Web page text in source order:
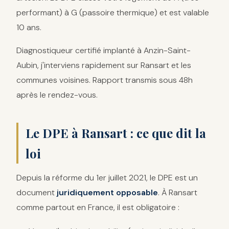
performant) à G (passoire thermique) et est valable
10 ans.
Diagnostiqueur certifié implanté à Anzin-Saint-
Aubin, j'interviens rapidement sur Ransart et les
communes voisines. Rapport transmis sous 48h
après le rendez-vous.
Le DPE à Ransart : ce que dit la
loi
Depuis la réforme du 1er juillet 2021, le DPE est un
document juridiquement opposable. À Ransart
comme partout en France, il est obligatoire :